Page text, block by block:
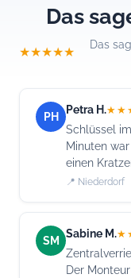
Das
★★★★★
Das
PH
Petra H.
Schlüssel
Minuten
einen
📍 Niederdorf
SM
Sabine M.
Der